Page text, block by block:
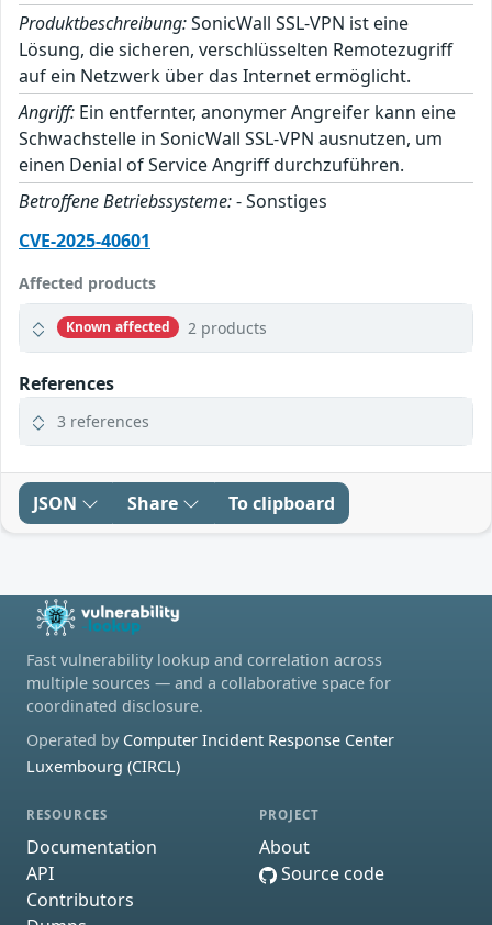
Produktbeschreibung:SonicWall SSL-VPN ist eine
Lösung, die sicheren, verschlüsselten Remotezugriff
auf ein Netzwerk über das Internet ermöglicht.
Angriff: Ein entfernter, anonymer Angreifer kann eine
Schwachstelle in SonicWall SSL-VPN ausnutzen, um
einen Denial of Service Angriff durchzuführen.
Betroffene Betriebssysteme:- Sonstiges
CVE-2025-40601
Affected products
Known affected 2 products
References
3 references
JSON Share To clipboard
Fast vulnerability lookup and correlation across
multiple sources — and a collaborative space for
coordinated disclosure.
Operated by Computer Incident Response Center
Luxembourg (CIRCL)
RESOURCES
Documentation
API
Contributors
PROJECT
About
Source code